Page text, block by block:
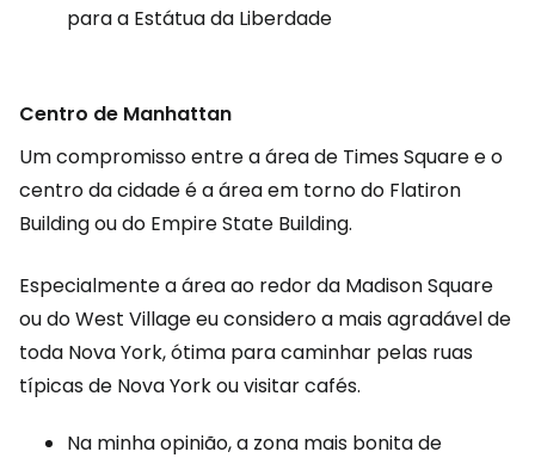
para a Estátua da Liberdade
Centro de Manhattan
Um compromisso entre a área de Times Square e o
centro da cidade é a área em torno do Flatiron
Building ou do Empire State Building.
Especialmente a área ao redor da Madison Square
ou do West Village eu considero a mais agradável de
toda Nova York, ótima para caminhar pelas ruas
típicas de Nova York ou visitar cafés.
Na minha opinião, a zona mais bonita de